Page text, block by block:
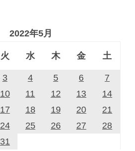
2022年5月
火 水 木 金 土
3 4 5 6
7
10 11 12 13
14
17 18 19 20
21
24 25 26 27
28
31